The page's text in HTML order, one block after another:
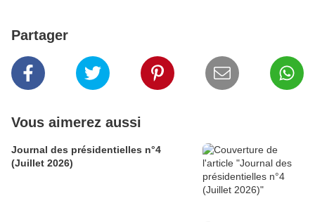
Partager
Vous aimerez aussi
Journal des présidentielles n°4
(Juillet 2026)